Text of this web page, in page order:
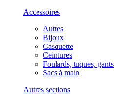
Accessoires
Autres
Bijoux
Casquette
Ceintures
Foulards, tuques, gants
Sacs à main
Autres sections